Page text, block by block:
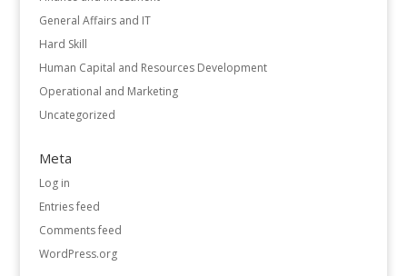
General Affairs and IT
Hard Skill
Human Capital and Resources Development
Operational and Marketing
Uncategorized
Meta
Log in
Entries feed
Comments feed
WordPress.org